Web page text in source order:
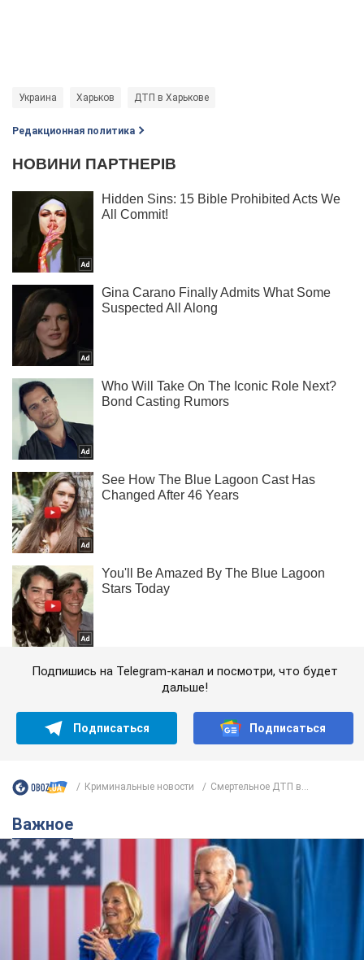
Украина Харьков ДТП в Харькове
Редакционная политика
Подпишись на Telegram-канал и посмотри, что будет
дальше!
Подписаться Подписаться
Криминальные новости Смертельное ДТП в...
Важное